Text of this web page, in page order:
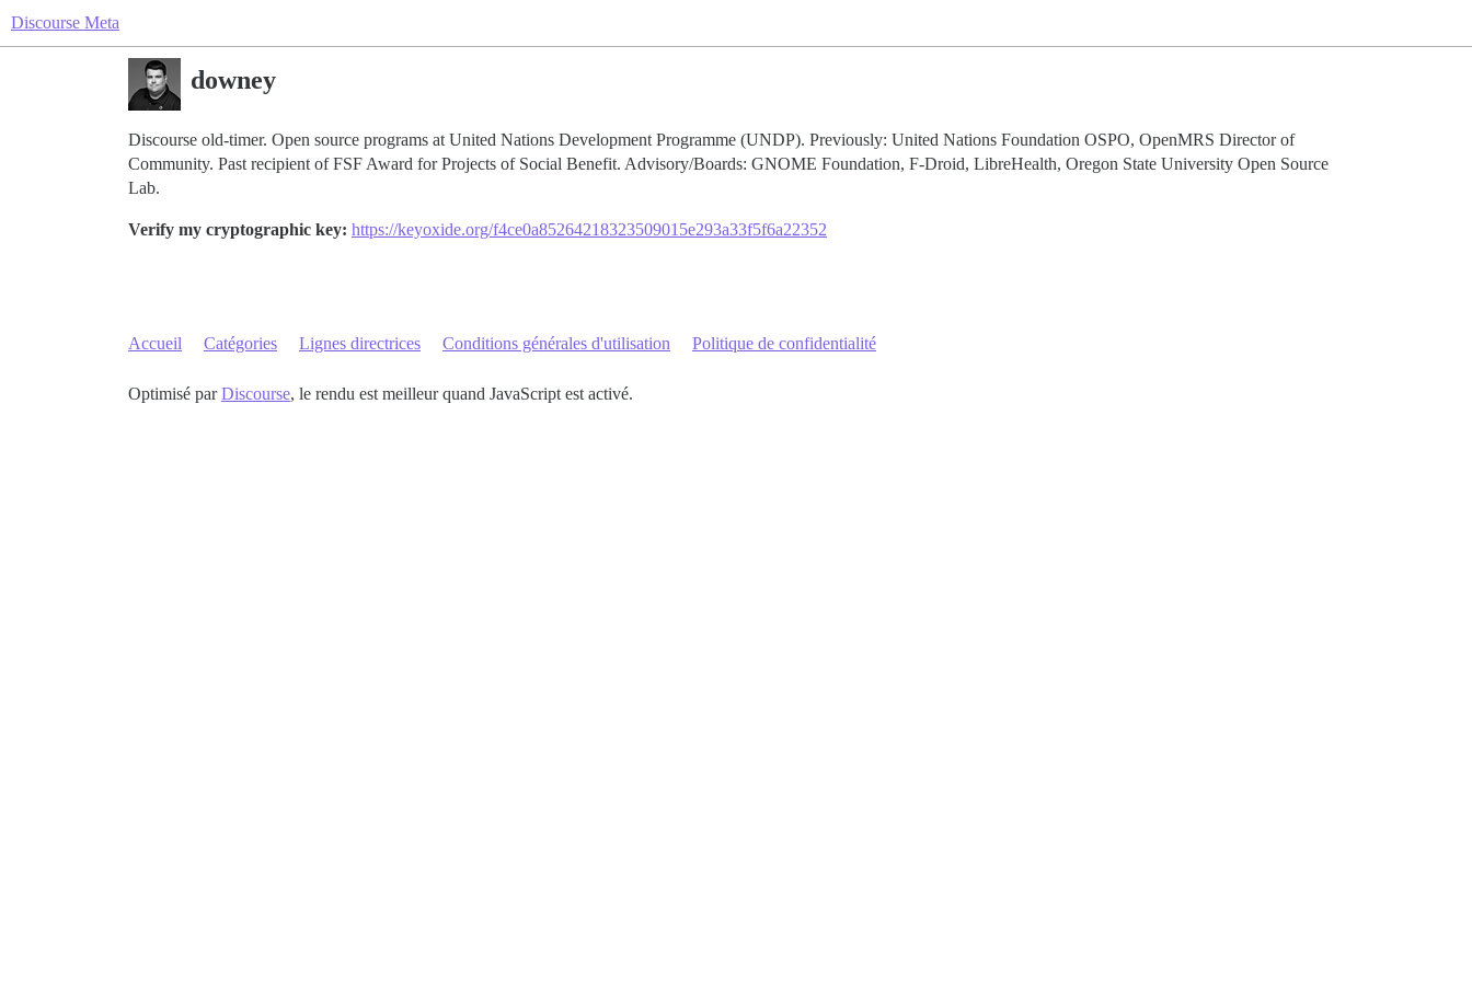
Discourse Meta
downey
Discourse old-timer. Open source programs at United Nations Development Programme (UNDP). Previously: United Nations Foundation OSPO, OpenMRS Director of
Community. Past recipient of FSF Award for Projects of Social Benefit. Advisory/Boards: GNOME Foundation, F-Droid, LibreHealth, Oregon State University Open Source
Lab.
Verify my cryptographic key: https://keyoxide.org/f4ce0a85264218323509015e293a33f5f6a22352
Accueil Catégories Lignes directrices Conditions générales d'utilisation Politique de confidentialité
Optimisé parDiscourse, le rendu est meilleur quand JavaScript est activé.